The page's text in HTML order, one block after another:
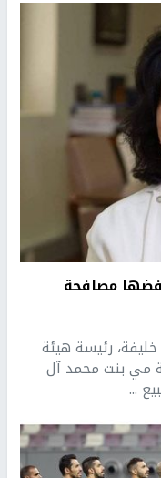
مصافحة
رئيسة هيئة
مي بنت محمد آل
...